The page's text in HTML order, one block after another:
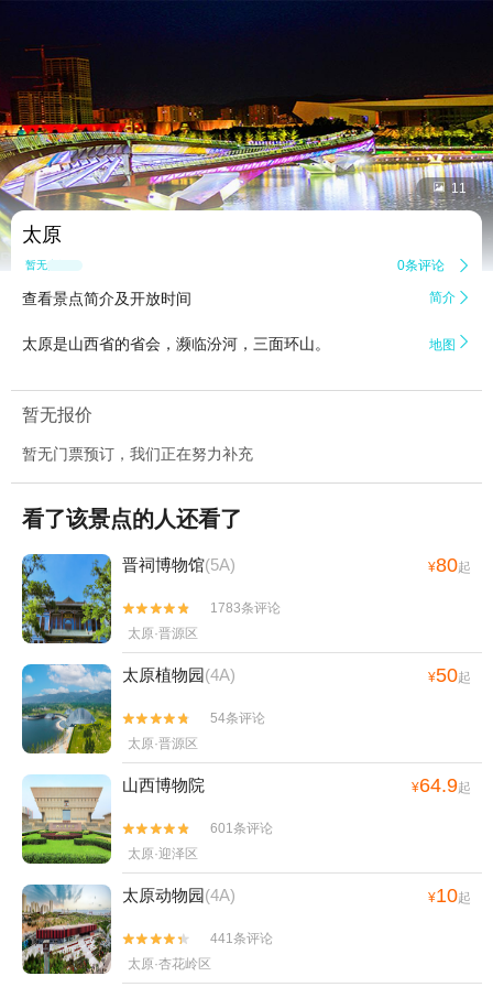
 11
太原
暂无点评 0条评论 
查看景点简介及开放时间 简介 
太原是山西省的省会，濒临汾河，三面环山。 地图 
暂无报价
暂无门票预订，我们正在努力补充
看了该景点的人还看了
晋祠博物馆(5A) ¥80起


1783条评论
太原·晋源区
太原植物园(4A) ¥50起


54条评论
太原·晋源区
山西博物院 ¥64.9起


601条评论
太原·迎泽区
太原动物园(4A) ¥10起


441条评论
太原·杏花岭区